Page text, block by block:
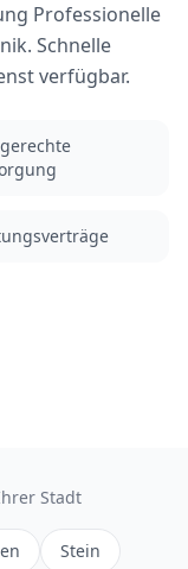
Professionelle
Schnelle
verfügbar.
Stadt
Stein